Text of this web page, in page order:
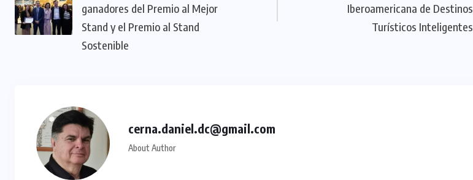
ganadores del Premio al Mejor
Stand y el Premio al Stand
Sostenible
Iberoamericana de Destinos
Turísticos Inteligentes
cerna.daniel.dc@gmail.com
About Author